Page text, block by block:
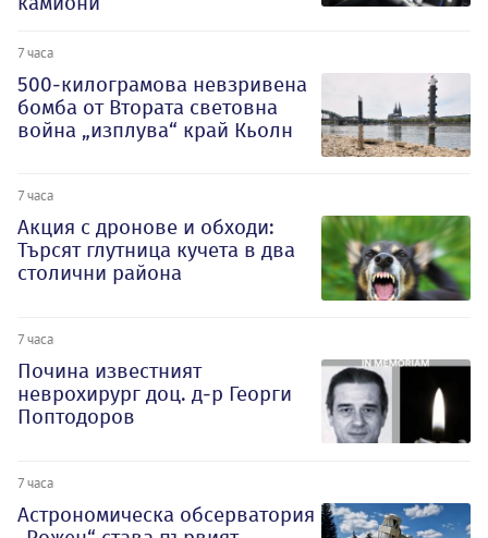
7 часа
500-килограмова невзривена
бомба от Втората световна
война „изплува“ край Кьолн
7 часа
Акция с дронове и обходи:
Търсят глутница кучета в два
столични района
7 часа
Почина известният
неврохирург доц. д-р Георги
Поптодоров
7 часа
Астрономическа обсерватория